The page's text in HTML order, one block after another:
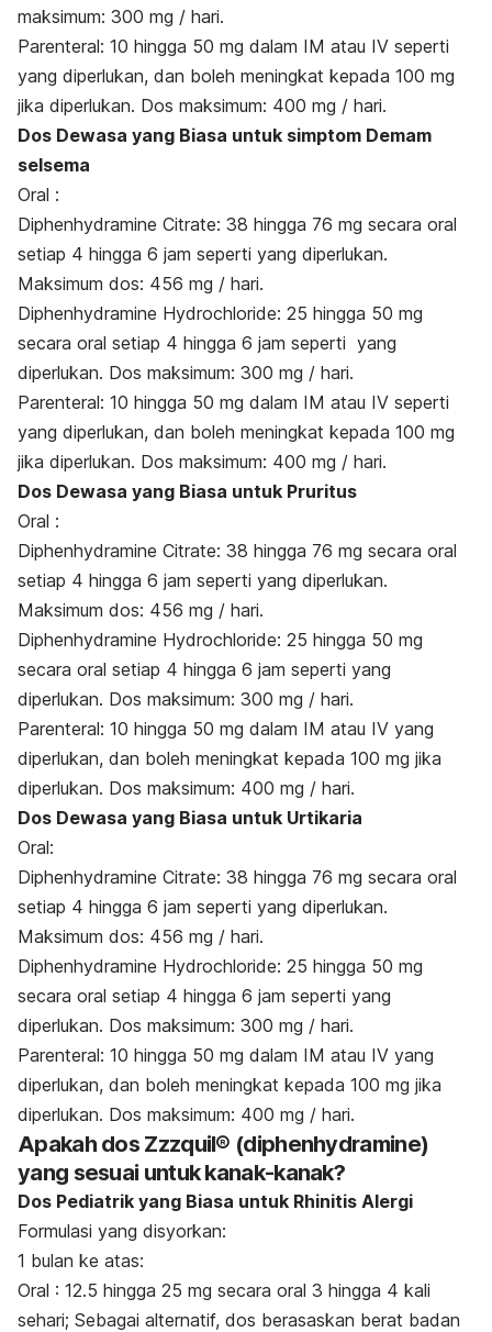
maksimum: 300 mg / hari.
Parenteral: 10 hingga 50 mg dalam IM atau IV seperti
yang diperlukan, dan boleh meningkat kepada 100 mg
jika diperlukan. Dos maksimum: 400 mg / hari.
Dos Dewasa yang Biasa untuk simptom Demam
selsema
Oral :
Diphenhydramine Citrate: 38 hingga 76 mg secara oral
setiap 4 hingga 6 jam seperti yang diperlukan.
Maksimum dos: 456 mg / hari.
Diphenhydramine Hydrochloride: 25 hingga 50 mg
secara oral setiap 4 hingga 6 jam seperti yang
diperlukan. Dos maksimum: 300 mg / hari.
Parenteral: 10 hingga 50 mg dalam IM atau IV seperti
yang diperlukan, dan boleh meningkat kepada 100 mg
jika diperlukan. Dos maksimum: 400 mg / hari.
Dos Dewasa yang Biasa untuk Pruritus
Oral :
Diphenhydramine Citrate: 38 hingga 76 mg secara oral
setiap 4 hingga 6 jam seperti yang diperlukan.
Maksimum dos: 456 mg / hari.
Diphenhydramine Hydrochloride: 25 hingga 50 mg
secara oral setiap 4 hingga 6 jam seperti yang
diperlukan. Dos maksimum: 300 mg / hari.
Parenteral: 10 hingga 50 mg dalam IM atau IV yang
diperlukan, dan boleh meningkat kepada 100 mg jika
diperlukan. Dos maksimum: 400 mg / hari.
Dos Dewasa yang Biasa untuk Urtikaria
Oral:
Diphenhydramine Citrate: 38 hingga 76 mg secara oral
setiap 4 hingga 6 jam seperti yang diperlukan.
Maksimum dos: 456 mg / hari.
Diphenhydramine Hydrochloride: 25 hingga 50 mg
secara oral setiap 4 hingga 6 jam seperti yang
diperlukan. Dos maksimum: 300 mg / hari.
Parenteral: 10 hingga 50 mg dalam IM atau IV yang
diperlukan, dan boleh meningkat kepada 100 mg jika
diperlukan. Dos maksimum: 400 mg / hari.
Apakah dos Zzzquil® (diphenhydramine)
yang sesuai untuk kanak-kanak?
Dos Pediatrik yang Biasa untuk Rhinitis Alergi
Formulasi yang disyorkan:
1 bulan ke atas:
Oral : 12.5 hingga 25 mg secara oral 3 hingga 4 kali
sehari; Sebagai alternatif, dos berasaskan berat badan